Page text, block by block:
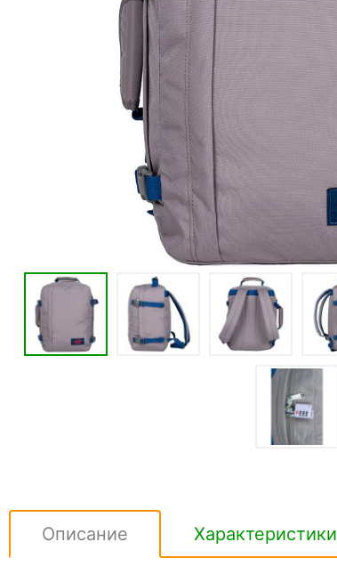
Описание Характеристики